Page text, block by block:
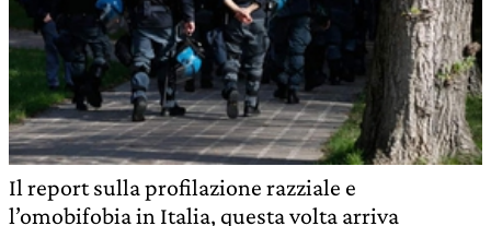
Il report sulla profilazione razziale e
l’omobifobia in Italia, questa volta arriva